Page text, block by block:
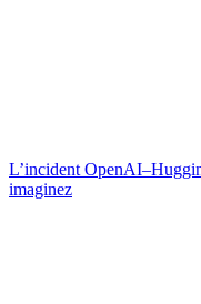
L’incident
imaginez